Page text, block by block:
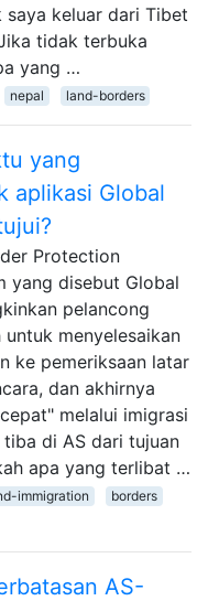
keluar dari Tibet
tidak terbuka
yang …
nepal land-borders
yang
aplikasi Global
Protection
yang disebut Global
pelancong
menyelesaikan
ke pemeriksaan latar
dan akhirnya
melalui imigrasi
di AS dari tujuan
apa yang terlibat …
immigration
borders
AS-